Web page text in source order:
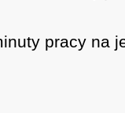
pracy na